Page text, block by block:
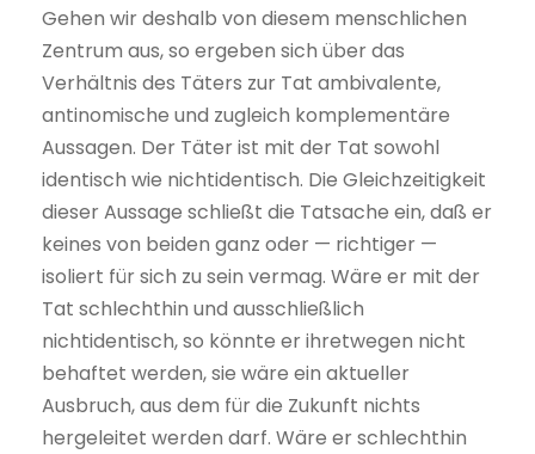
Gehen wir deshalb von diesem menschlichen
Zentrum aus, so ergeben sich über das
Verhältnis des Täters zur Tat ambivalente,
antinomische und zugleich komplementäre
Aussagen. Der Täter ist mit der Tat sowohl
identisch wie nichtidentisch. Die Gleichzeitigkeit
dieser Aussage schließt die Tatsache ein, daß er
keines von beiden ganz oder — richtiger —
isoliert für sich zu sein vermag. Wäre er mit der
Tat schlechthin und ausschließlich
nichtidentisch, so könnte er ihretwegen nicht
behaftet werden, sie wäre ein aktueller
Ausbruch, aus dem für die Zukunft nichts
hergeleitet werden darf. Wäre er schlechthin